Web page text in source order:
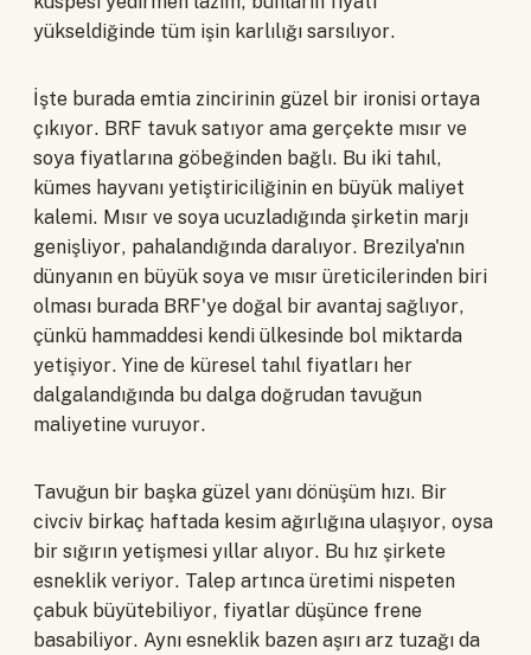
yükseldiğinde tüm işin karlılığı sarsılıyor.
İşte burada emtia zincirinin güzel bir ironisi ortaya
çıkıyor. BRF tavuk satıyor ama gerçekte mısır ve
soya fiyatlarına göbeğinden bağlı. Bu iki tahıl,
kümes hayvanı yetiştiriciliğinin en büyük maliyet
kalemi. Mısır ve soya ucuzladığında şirketin marjı
genişliyor, pahalandığında daralıyor. Brezilya'nın
dünyanın en büyük soya ve mısır üreticilerinden biri
olması burada BRF'ye doğal bir avantaj sağlıyor,
çünkü hammaddesi kendi ülkesinde bol miktarda
yetişiyor. Yine de küresel tahıl fiyatları her
dalgalandığında bu dalga doğrudan tavuğun
maliyetine vuruyor.
Tavuğun bir başka güzel yanı dönüşüm hızı. Bir
civciv birkaç haftada kesim ağırlığına ulaşıyor, oysa
bir sığırın yetişmesi yıllar alıyor. Bu hız şirkete
esneklik veriyor. Talep artınca üretimi nispeten
çabuk büyütebiliyor, fiyatlar düşünce frene
basabiliyor. Aynı esneklik bazen aşırı arz tuzağı da